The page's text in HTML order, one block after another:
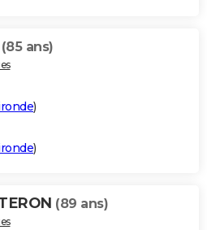
(85 ans)
)
)
(89 ans)